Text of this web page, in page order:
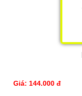
Giá: 144.000 đ